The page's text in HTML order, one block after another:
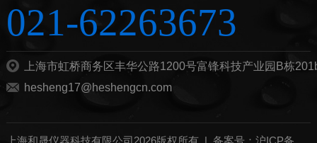
021-62263673
上海市虹桥商务区丰华公路1200号富锋科技产业园B栋
hesheng17@heshengcn.com
上海和晟仪器科技有限公司2026版权所有 | 备案号：沪ICP备